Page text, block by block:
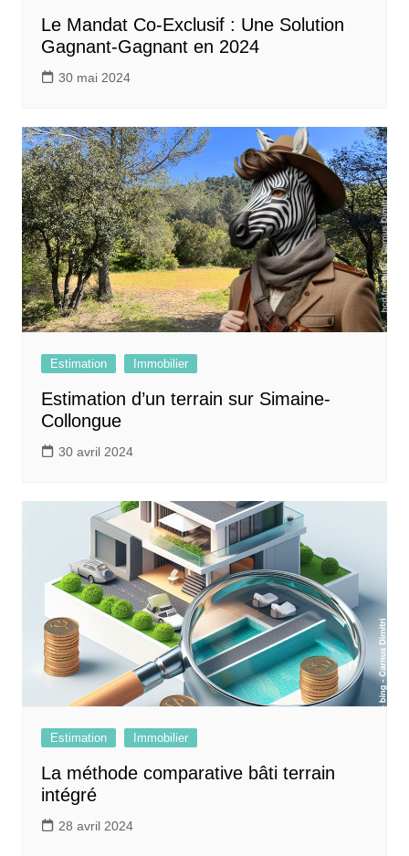
Le Mandat Co-Exclusif : Une Solution
Gagnant-Gagnant en 2024
30 mai 2024
Estimation Immobilier
Estimation d’un terrain sur Simaine-
Collongue
30 avril 2024
Estimation Immobilier
La méthode comparative bâti terrain
intégré
28 avril 2024